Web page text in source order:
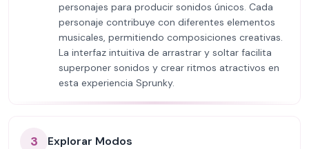
personajes para producir sonidos únicos. Cada
personaje contribuye con diferentes elementos
musicales, permitiendo composiciones creativas.
La interfaz intuitiva de arrastrar y soltar facilita
superponer sonidos y crear ritmos atractivos en
esta experiencia Sprunky.
3 Explorar Modos